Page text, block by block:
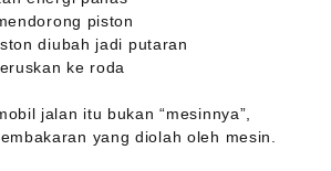
piston
diubah jadi putaran
ke roda
jalan itu bukan “mesinnya”,
yang diolah oleh mesin.